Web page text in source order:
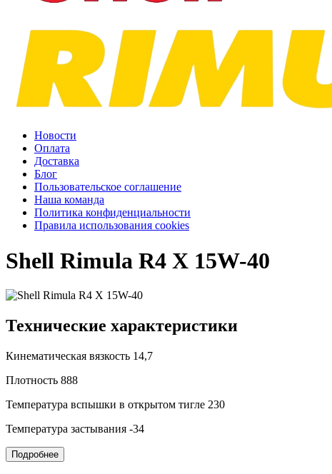
Новости
Оплата
Доставка
Блог
Пользовательское соглашение
Наша команда
Политика конфиденциальности
Правила использования cookies
Shell Rimula R4 X 15W-40
Технические характеристики
Кинематическая вязкость 14,7
Плотность 888
Температура вспышки в открытом тигле 230
Температура застывания -34
Подробнее